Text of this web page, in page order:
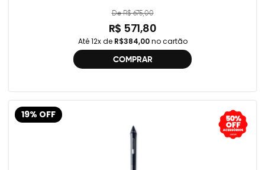
De R$ 675,00
R$ 571,80
Até 12x de R$384,00no cartão
COMPRAR
19% OFF